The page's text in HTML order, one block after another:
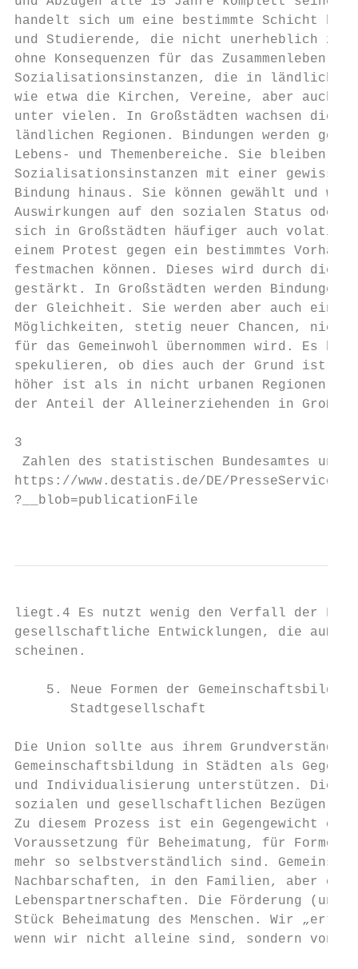
handelt sich um eine bestimmte Schicht
und Studierende, die nicht unerheblich
ohne Konsequenzen für das
Sozialisationsinstanzen, die in ländlichen
wie etwa die Kirchen, Vereine, aber auch
unter vielen. In Großstädten wachsen die
ländlichen Regionen. Bindungen werden
Lebens- und Themenbereiche. Sie bleiben
Sozialisationsinstanzen mit einer
Bindung hinaus. Sie können gewählt und
Auswirkungen auf den sozialen Status oder
sich in Großstädten häufiger auch volatile
einem Protest gegen ein bestimmtes
festmachen können. Dieses wird durch die
gestärkt. In Großstädten werden
der Gleichheit. Sie werden aber auch
Möglichkeiten, stetig neuer Chancen, nicht
für das Gemeinwohl übernommen wird. Es
spekulieren, ob dies auch der Grund ist,
höher ist als in nicht urbanen Regionen.
der Anteil der Alleinerziehenden in
3
Zahlen des statistischen Bundesamtes unter
https://www.destatis.de/DE/PresseService/
?__blob=publicationFile
liegt.4 Es nutzt wenig den Verfall der
gesellschaftliche Entwicklungen, die
scheinen.
5. Neue Formen der
       Stadtgesellschaft
Die Union sollte aus ihrem
Gemeinschaftsbildung in Städten als
und Individualisierung unterstützen. Die
sozialen und gesellschaftlichen Bezügen,
Zu diesem Prozess ist ein Gegengewicht
Voraussetzung für Beheimatung, für
mehr so selbstverständlich sind.
Nachbarschaften, in den Familien, aber
Lebenspartnerschaften. Die Förderung (und
Stück Beheimatung des Menschen. Wir
wenn wir nicht alleine sind, sondern von